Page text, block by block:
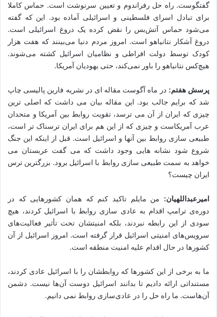
گفتگوست. راه حل رفراندوم و تعیین سرنوشت است. حماس کاملا
برای تبادل اسرای فلسطینی و اسرائیلی آماده بود. این که گفته
می‌شود حماس آتش‌بس را نقض کرده یک دروغ اسرائیلی است.
دروغ آشکار نتانیاهو است. امروز مردم دنیا می‌بینند که هفت هزار
کودک توسط دولت افراطی و نظامیان اسرائیل کشته می‌شوند.
هیچ‌کس نتانیاهو را باور نمی‌کند، حتی یهودیان آمریکا.
پرسش هفتم: در ماه آگوست مقاله ای در نشریه فارین پالیسی چاپ
شد که برایم جالب بود. این مقاله بیان می داشت که اصلی ترین
چیزی که ایران از آن می ترسد، تقویت روابط بین آمریکا و متحدان
عرب آمریکاست و چیزی که از این هم برای ایران ترسناک تر است،
طبیعی سازی روابط بین آنها و اسرائیل است. قبل از اینکه این جنگ
شروع شود نشانه هایی وجود داشت که می گفت عربستان می
خواهد به سمت طبیعی سازی روابط با اسرائیل برود. بزرگترین ترس
ایران چیست؟
امیرعبداللهیان: من مایلم تاکید کنم که همان کشورهایی که در
دوره‌ی ترامپ اقدام به عادی سازی روابط با اسرائیل کردند، هیچ
سودی از این رابطه نبردند، بلکه امنیتشان تحت تأثیر فعالیت‌های
سرویس‌های امنیتی اسرائیل قرار گرفته است. امروز اسرائیل از آن
کشورها در حال اقدام علیه امنیت منطقه است.
ما به برخی از این کشورها که روابطشان را با اسرائیل عادی کردند،
مستنداتی ارائه دادیم تا بدانند اسرائیل دوست آن‌ها نیست. دشمن
آن‌هاست. ما راه حل را در عادی‌سازی روابط نمی دانیم.